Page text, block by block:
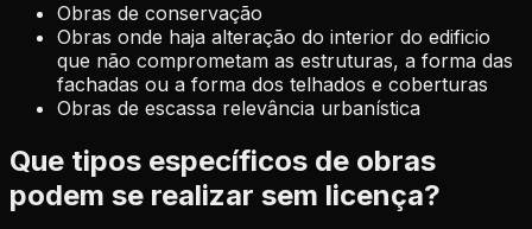
Obras de conservação
Obras onde haja alteração do interior do edificio
que não comprometam as estruturas, a forma das
fachadas ou a forma dos telhados e coberturas
Obras de escassa relevância urbanística
Que tipos específicos de obras
podem se realizar sem licença?